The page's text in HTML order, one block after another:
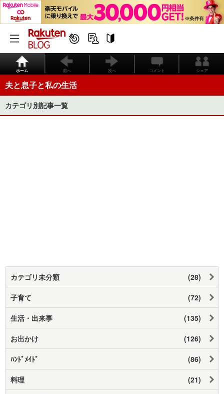
ホーム 前へ 次へ コメント シェア
夫と息子と私の生活
カテゴリ別記事一覧
カテゴリ未分類 (28)
子育て (72)
生活・出来事 (135)
お出かけ (126)
ﾊﾝﾄﾞﾒｲﾄﾞ (86)
料理 (21)